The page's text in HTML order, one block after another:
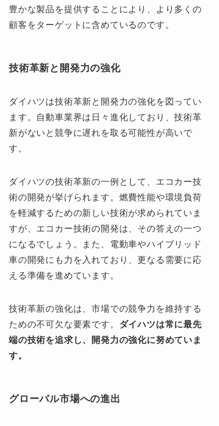
豊かな製品を提供することにより、より多くの
顧客をターゲットに含めているのです。
技術革新と開発力の強化
ダイハツは技術革新と開発力の強化を図ってい
ます。自動車業界は日々進化しており、技術革
新がないと競争に遅れを取る可能性が高いで
す。
ダイハツの技術革新の一例として、エコカー技
術の開発が挙げられます。燃費性能や環境負荷
を軽減するための新しい技術が求められていま
すが、エコカー技術の開発は、その答えの一つ
になるでしょう。また、電動車やハイブリッド
車の開発にも力を入れており、更なる需要に応
える準備を進めています。
技術革新の強化は、市場での競争力を維持する
ための不可欠な要素です。 ダイハツは常に最先
端の技術を追求し、開発力の強化に努めていま
す。
グローバル市場への進出